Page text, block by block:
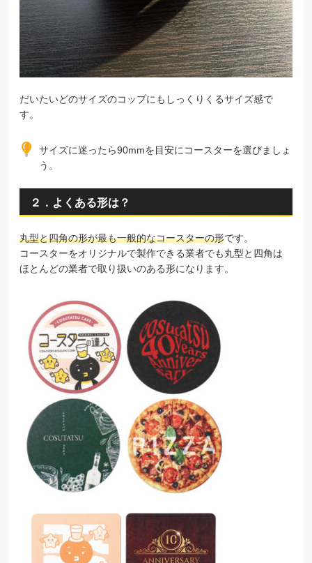
だいたいどのサイズのコップにもしっくりくるサイズ感で
す。
サイズに迷ったら90mmを目安にコースターを選びましょ
う。
２．よくある形は？
丸型と四角の形が最も一般的なコースターの形です。
コースターをオリジナルで製作できる業者でも丸型と四角は
ほとんどの業者で取り扱いのある形になります。